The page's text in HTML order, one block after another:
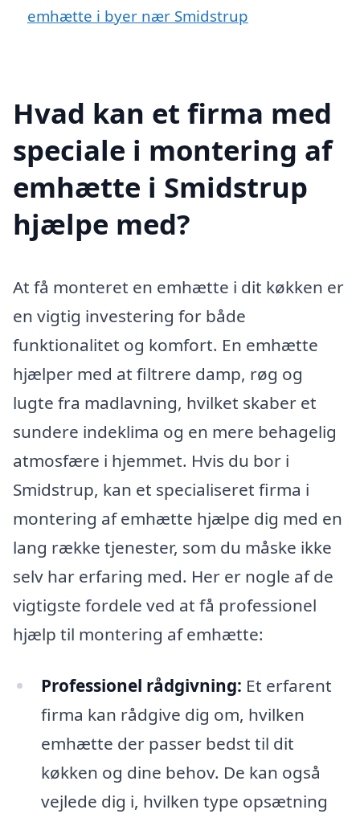
emhætte i byer nær Smidstrup
Hvad kan et firma med
speciale i montering af
emhætte i Smidstrup
hjælpe med?
At få monteret en emhætte i dit køkken er
en vigtig investering for både
funktionalitet og komfort. En emhætte
hjælper med at filtrere damp, røg og
lugte fra madlavning, hvilket skaber et
sundere indeklima og en mere behagelig
atmosfære i hjemmet. Hvis du bor i
Smidstrup, kan et specialiseret firma i
montering af emhætte hjælpe dig med en
lang række tjenester, som du måske ikke
selv har erfaring med. Her er nogle af de
vigtigste fordele ved at få professionel
hjælp til montering af emhætte:
Professionel rådgivning: Et erfarent
firma kan rådgive dig om, hvilken
emhætte der passer bedst til dit
køkken og dine behov. De kan også
vejlede dig i, hvilken type opsætning